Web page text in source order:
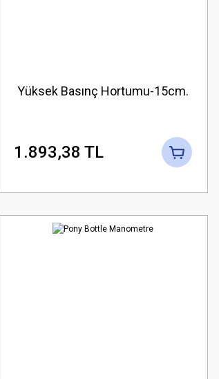
Yüksek Basınç Hortumu-15cm.
1.893,38 TL